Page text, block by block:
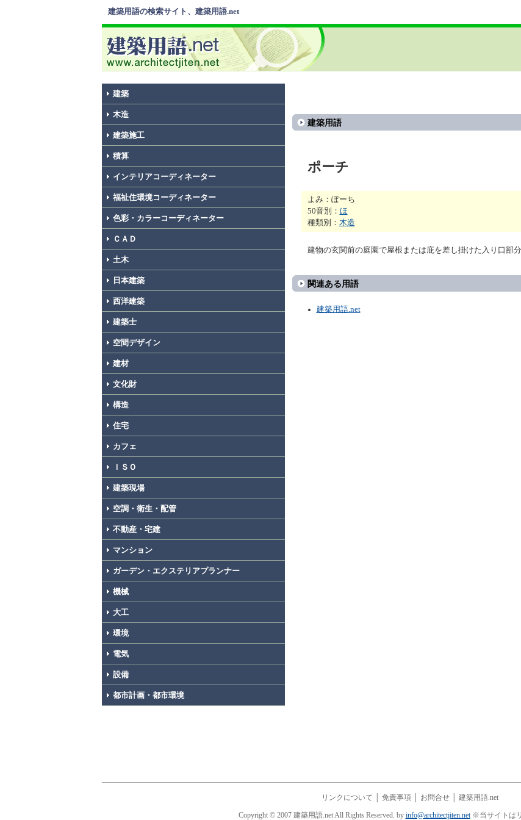
建築用語の検索サイト、建築用語.net
建築
木造
建築施工
積算
インテリアコーディネーター
福祉住環境コーディネーター
色彩・カラーコーディネーター
ＣＡＤ
土木
日本建築
西洋建築
建築士
空間デザイン
建材
文化財
構造
住宅
カフェ
ＩＳＯ
建築現場
空調・衛生・配管
不動産・宅建
マンション
ガーデン・エクステリアプランナー
機械
大工
環境
電気
設備
都市計画・都市環境
建築用語
ポーチ
よみ：ぽーち
50音別： ほ
種類別： 木造
建物の玄関前の庭園で屋根または庇を差し掛けた入り口部分
関連ある用語
建築用語.net
リンクについて 免責事項 お問合せ 建築用語.net
Copyright © 2007 建築用語.net All Rights Reserved. by info@architectjiten.net※当サイトは